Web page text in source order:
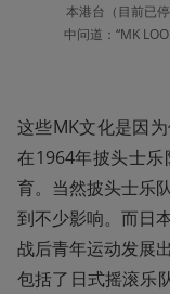
本港台（目前已
中问道：“MK
这些MK文化是因
在1964年披头士
育。当然披头士乐
到不少影响。而日
战后青年运动发展
包括了日式摇滚乐